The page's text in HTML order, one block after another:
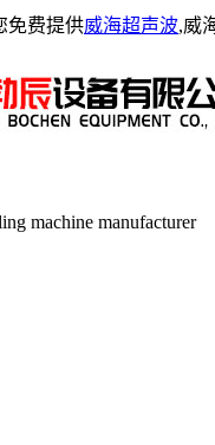
免费提供威海超声波,威
machine manufacturer